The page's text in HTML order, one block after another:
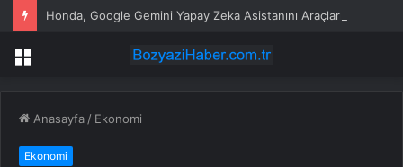
Menü
Anasayfa / Ekonomi
Ekonomi